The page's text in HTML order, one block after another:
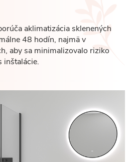
aklimatizácia sklenených
48 hodín, najmä v
aby sa minimalizovalo riziko
inštalácie.